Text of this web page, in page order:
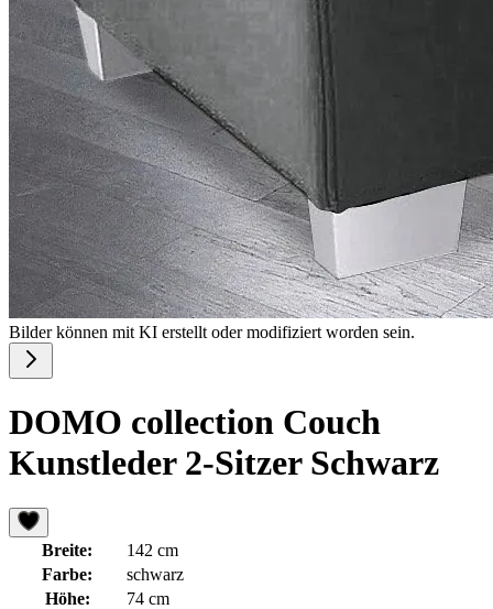
Bilder können mit KI erstellt oder modifiziert worden sein.
DOMO collection Couch
Kunstleder 2-Sitzer Schwarz
Breite:
142 cm
Farbe:
schwarz
Höhe:
74 cm